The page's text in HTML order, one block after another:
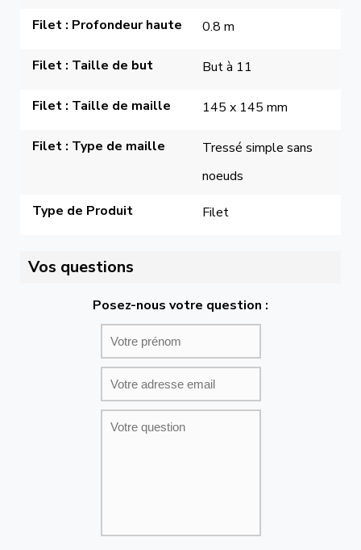
Filet : Profondeur haute 0.8 m
Filet : Taille de but But à 11
Filet : Taille de maille 145 x 145 mm
Filet : Type de maille
Tressé simple sans
noeuds
Type de Produit
Filet
Vos questions
Posez-nous votre question :